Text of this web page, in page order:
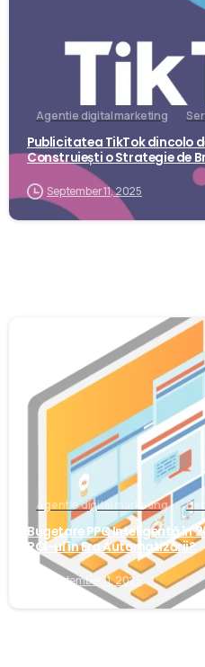
Agentie digital marketing
Publicitatea TikTok dincolo
Construiești o Strategie de
September 11, 2025
Agentie digital marketing
Bugetare PPC Inteligentă în
ROI-ul în Era Automatizării?
September 11, 2025